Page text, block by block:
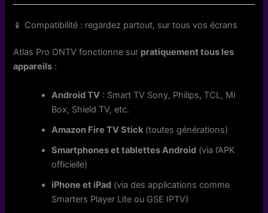
📱 Compatibilité : regardez partout, sur tous vos écrans
Atlas Pro ONTV fonctionne sur pratiquement tous les
appareils :
Android TV : Smart TV Sony, Philips, TCL, Mi
Box, Shield TV, etc.
Amazon Fire TV Stick (toutes générations)
Smartphones et tablettes Android (via l’APK
officielle)
iPhone et iPad (via des applications comme
Smarters Player Lite ou GSE IPTV)